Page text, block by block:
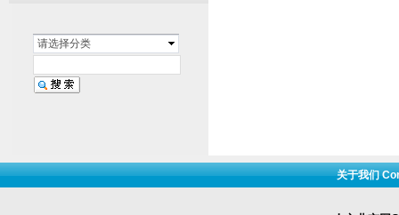
请选择分类
关于我们